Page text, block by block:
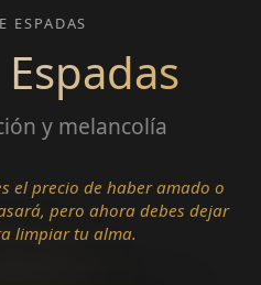
ESPADAS
y melancolía
el precio de haber amado o
pero ahora debes dejar
limpiar tu alma.